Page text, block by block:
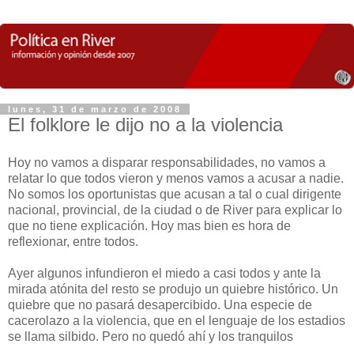
lunes, 31 de marzo de 2008
El folklore le dijo no a la violencia
Hoy no vamos a disparar responsabilidades, no vamos a
relatar lo que todos vieron y menos vamos a acusar a nadie.
No somos los oportunistas que acusan a tal o cual dirigente
nacional, provincial, de la ciudad o de River para explicar lo
que no tiene explicación. Hoy mas bien es hora de
reflexionar, entre todos.
Ayer algunos infundieron el miedo a casi todos y ante la
mirada atónita del resto se produjo un quiebre histórico. Un
quiebre que no pasará desapercibido. Una especie de
cacerolazo a la violencia, que en el lenguaje de los estadios
se llama silbido. Pero no quedó ahí y los tranquilos